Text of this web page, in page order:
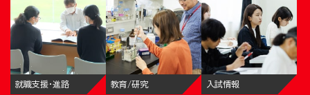
就職支援・進路 教育/研究 入試情報